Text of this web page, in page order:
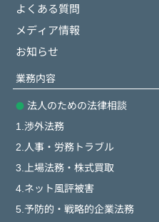
よくある質問
メディア情報
お知らせ
業務内容
法人のための法律相談
1.渉外法務
2.人事・労務トラブル
3.上場法務・株式買取
4.ネット風評被害
5.予防的・戦略的企業法務